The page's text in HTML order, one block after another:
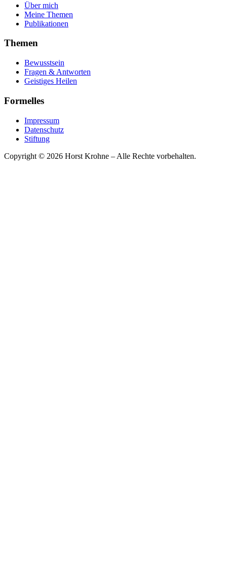
Über mich
Meine Themen
Publikationen
Themen
Bewusstsein
Fragen & Antworten
Geistiges Heilen
Formelles
Impressum
Datenschutz
Stiftung
Copyright © 2026 Horst Krohne – Alle Rechte vorbehalten.